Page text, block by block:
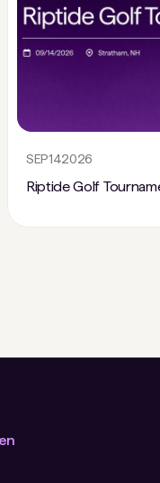
SEP142026
Riptide Golf